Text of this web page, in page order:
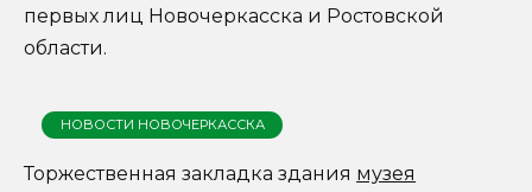
первых лиц Новочеркасска и Ростовской
области.
НОВОСТИ НОВОЧЕРКАССКА
Торжественная закладка здания музея